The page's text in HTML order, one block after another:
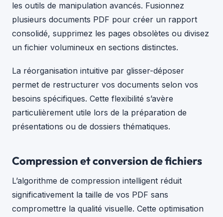
les outils de manipulation avancés. Fusionnez
plusieurs documents PDF pour créer un rapport
consolidé, supprimez les pages obsolètes ou divisez
un fichier volumineux en sections distinctes.
La réorganisation intuitive par glisser-déposer
permet de restructurer vos documents selon vos
besoins spécifiques. Cette flexibilité s’avère
particulièrement utile lors de la préparation de
présentations ou de dossiers thématiques.
Compression et conversion de fichiers
L’algorithme de compression intelligent réduit
significativement la taille de vos PDF sans
compromettre la qualité visuelle. Cette optimisation